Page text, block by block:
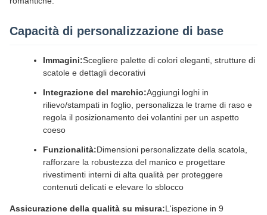
Capacità di personalizzazione di base
Immagini:Scegliere palette di colori eleganti, strutture di
scatole e dettagli decorativi
Integrazione del marchio:Aggiungi loghi in
rilievo/stampati in foglio, personalizza le trame di raso e
regola il posizionamento dei volantini per un aspetto
coeso
Funzionalità:Dimensioni personalizzate della scatola,
rafforzare la robustezza del manico e progettare
rivestimenti interni di alta qualità per proteggere
contenuti delicati e elevare lo sblocco
Assicurazione della qualità su misura:L'ispezione in 9